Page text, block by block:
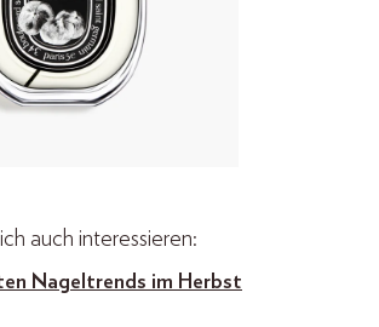
auch interessieren:
Nageltrends im Herbst